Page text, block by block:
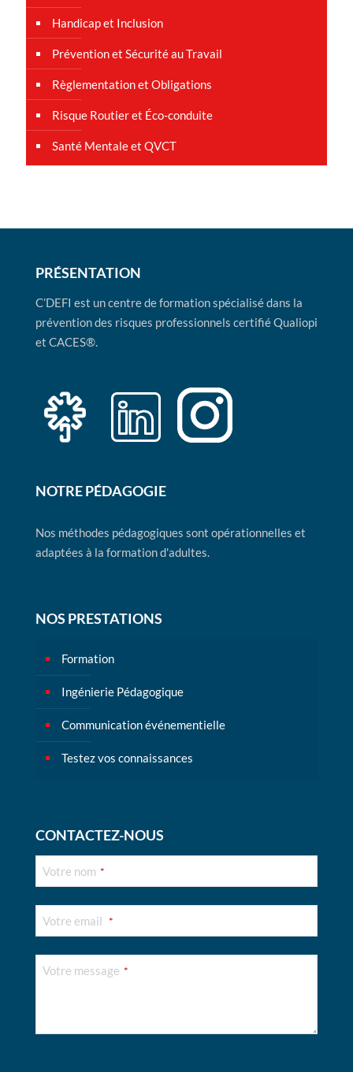
Handicap et Inclusion
Prévention et Sécurité au Travail
Règlementation et Obligations
Risque Routier et Éco-conduite
Santé Mentale et QVCT
PRÉSENTATION
C’DEFI est un centre de formation spécialisé dans la
prévention des risques professionnels certifié Qualiopi
et CACES®.
NOTRE PÉDAGOGIE
Nos méthodes pédagogiques sont opérationnelles et
adaptées à la formation d'adultes.
NOS PRESTATIONS
Formation
Ingénierie Pédagogique
Communication événementielle
Testez vos connaissances
CONTACTEZ-NOUS
Business
Email *
Votre nom *
Votre email *
Votre message *